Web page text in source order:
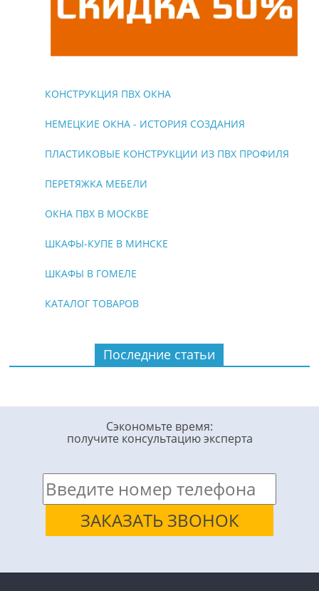
КОНСТРУКЦИЯ ПВХ ОКНА
НЕМЕЦКИЕ ОКНА - ИСТОРИЯ СОЗДАНИЯ
ПЛАСТИКОВЫЕ КОНСТРУКЦИИ ИЗ ПВХ ПРОФИЛЯ
ПЕРЕТЯЖКА МЕБЕЛИ
ОКНА ПВХ В МОСКВЕ
ШКАФЫ-КУПЕ В МИНСКЕ
ШКАФЫ В ГОМЕЛЕ
КАТАЛОГ ТОВАРОВ
Последние статьи
Сэкономьте время:
получите консультацию эксперта